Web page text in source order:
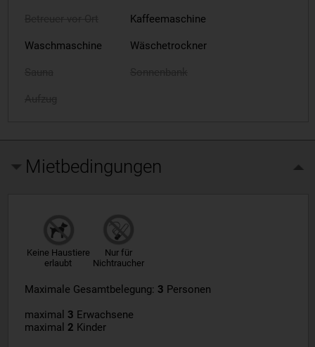
Kaffeemaschine
Waschmaschine Wäschetrockner
Mietbedingungen
Keine Haustiere
erlaubt
Nur für
Nichtraucher
Maximale Gesamtbelegung: 3 Personen
maximal 3 Erwachsene
maximal 2 Kinder